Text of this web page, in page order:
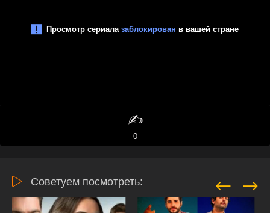
✍️
0
Советуем посмотреть: